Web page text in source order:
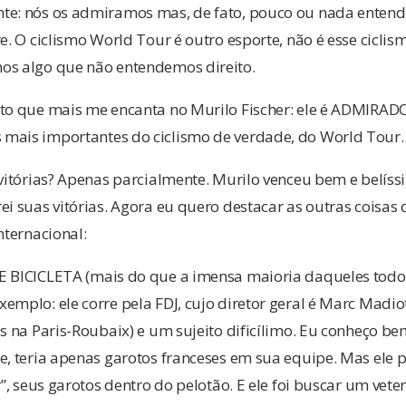
nós os admiramos mas, de fato, pouco ou nada
O ciclismo World Tour é outro esporte, não é esse
algo que não entendemos direito.
que mais me encanta no Murilo Fischer: ele é
importantes do ciclismo de verdade, do World Tour.
Apenas parcialmente. Murilo venceu bem e
suas vitórias. Agora eu quero destacar as outras coisas
BICICLETA (mais do que a imensa maioria daqueles
ele corre pela FDJ, cujo diretor geral é Marc
na Paris-Roubaix) e um sujeito dificílimo. Eu conheço
teria apenas garotos franceses em sua equipe. Mas ele
seus garotos dentro do pelotão. E ele foi buscar um